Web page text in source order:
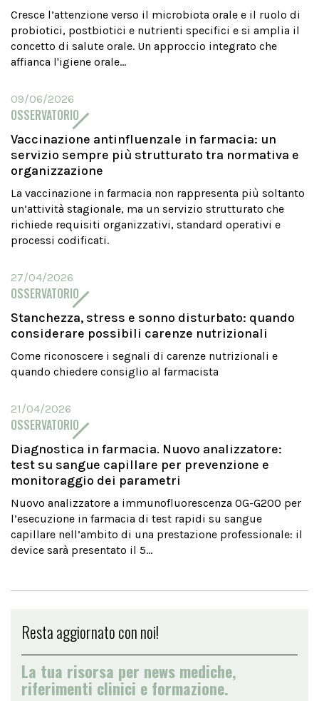
Cresce l’attenzione verso il microbiota orale e il ruolo di
probiotici, postbiotici e nutrienti specifici e si amplia il
concetto di salute orale. Un approccio integrato che
affianca l'igiene orale...
09/06/2026
OSSERVATORIO
Vaccinazione antinfluenzale in farmacia: un
servizio sempre più strutturato tra normativa e
organizzazione
La vaccinazione in farmacia non rappresenta più soltanto
un’attività stagionale, ma un servizio strutturato che
richiede requisiti organizzativi, standard operativi e
processi codificati.
27/04/2026
OSSERVATORIO
Stanchezza, stress e sonno disturbato: quando
considerare possibili carenze nutrizionali
Come riconoscere i segnali di carenze nutrizionali e
quando chiedere consiglio al farmacista
21/04/2026
OSSERVATORIO
Diagnostica in farmacia. Nuovo analizzatore:
test su sangue capillare per prevenzione e
monitoraggio dei parametri
Nuovo analizzatore a immunofluorescenza OG-G200 per
l’esecuzione in farmacia di test rapidi su sangue
capillare nell’ambito di una prestazione professionale: il
device sarà presentato il 5...
Resta aggiornato con noi!
La tua risorsa per news mediche,
riferimenti clinici e formazione.